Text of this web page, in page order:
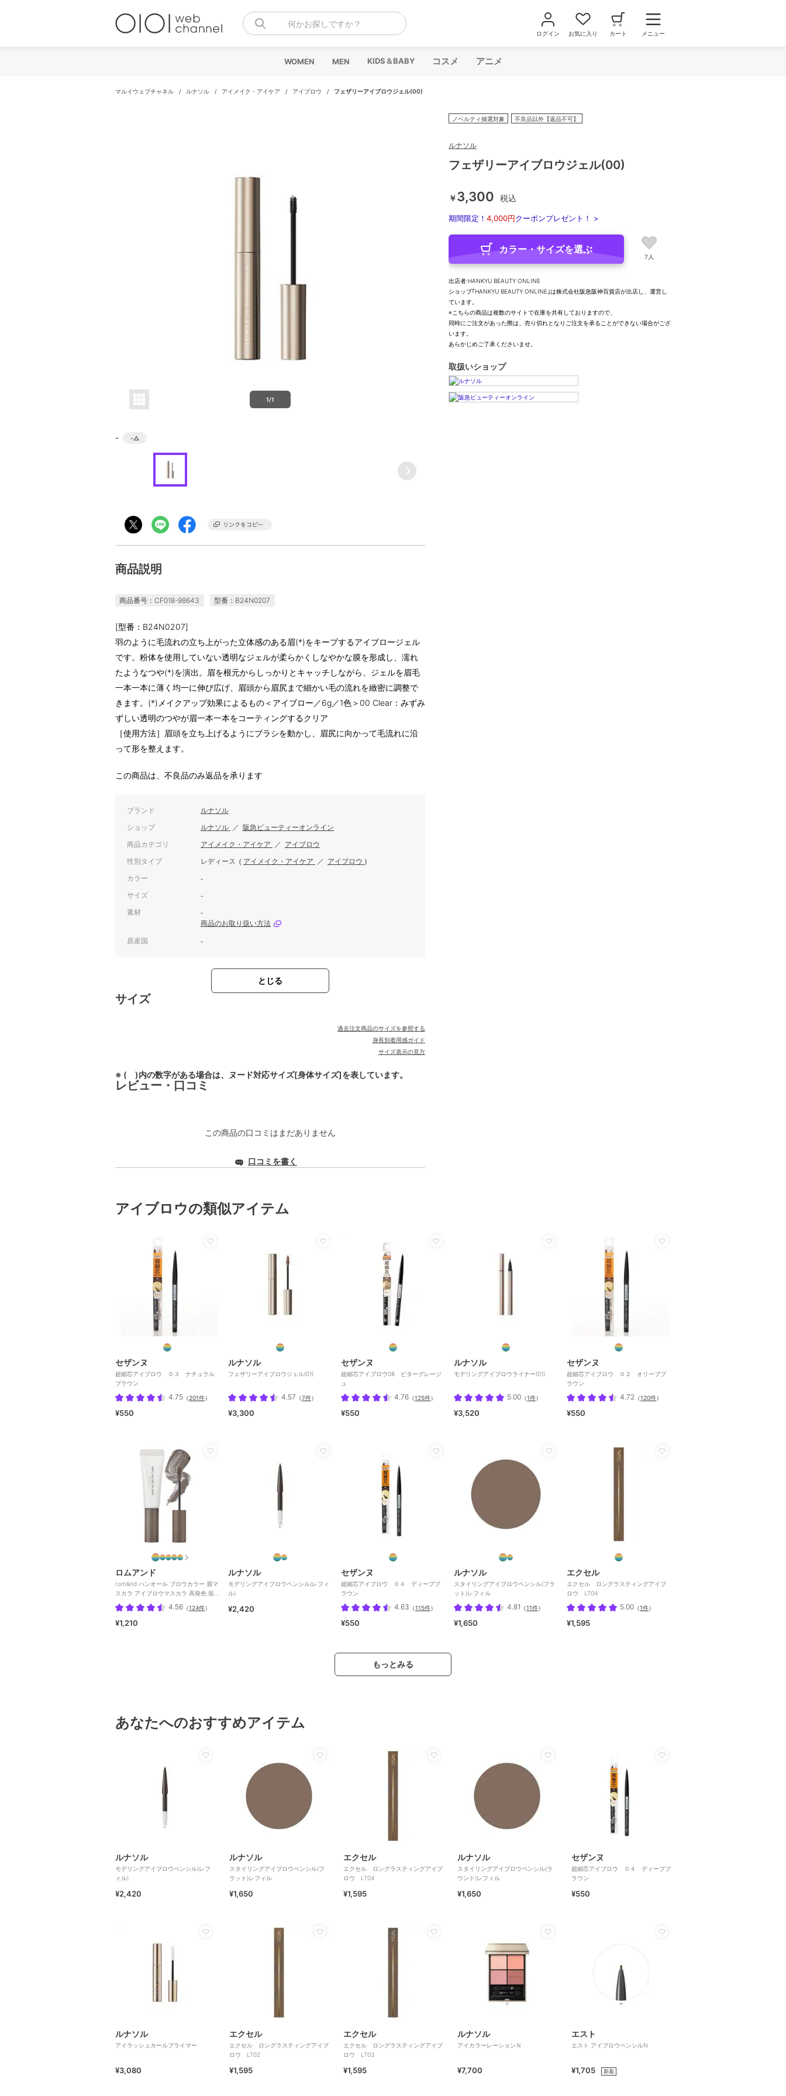
何かお探しですか？
ログイン お気に入り カート メニュー
WOMEN MEN KIDS＆BABY コスメ アニメ
マルイウェブチャネル / ルナソル / アイメイク・アイケア / アイブロウ / フェザリーアイブロウジェル(00)
1/1
- -△
商品説明
商品番号：CF018-98643 型番：B24N0207
[型番：B24N0207]
羽のように毛流れの立ち上がった立体感のある眉(*)をキープするアイブロージェル
です。粉体を使用していない透明なジェルが柔らかくしなやかな膜を形成し、濡れ
たようなつや(*)を演出。眉を根元からしっかりとキャッチしながら、ジェルを眉毛
一本一本に薄く均一に伸び広げ、眉頭から眉尻まで細かい毛の流れを緻密に調整で
きます。(*)メイクアップ効果によるもの＜アイブロー／6g／1色＞00 Clear：みずみ
ずしい透明のつやが眉一本一本をコーティングするクリア
［使用方法］眉頭を立ち上げるようにブラシを動かし、眉尻に向かって毛流れに沿
って形を整えます。
この商品は、不良品のみ返品を承ります
ブランド ルナソル
ショップ ルナソル ／ 阪急ビューティーオンライン
商品カテゴリ アイメイク・アイケア ／ アイブロウ
性別タイプ レディース ( アイメイク・アイケア ／ アイブロウ )
カラー -
サイズ -
素材
-
商品のお取り扱い方法
原産国 -
とじる
サイズ
過去注文商品のサイズを参照する
身長別着用感ガイド
サイズ表示の見方
※ ( )内の数字がある場合は、ヌード対応サイズ[身体サイズ]を表しています。
レビュー・口コミ
この商品の口コミはまだありません
口コミを書く
ノベルティ抽選対象 不良品以外【返品不可】
ルナソル
フェザリーアイブロウジェル(00)
￥3,300 税込
期間限定！ 4,000円クーポンプレゼント！ >
カラー・サイズを選ぶ
7人
出店者:HANKYU BEAUTY ONLINE
ショップ｢HANKYU BEAUTY ONLINE｣は株式会社阪急阪神百貨店が出店し、運営し
ています。
※こちらの商品は複数のサイトで在庫を共有しておりますので、
同時にご注文があった際は、売り切れとなりご注文を承ることができない場合がござ
います。
あらかじめご了承くださいませ。
取扱いショップ
アイブロウの類似アイテム
セザンヌ
超細芯アイブロウ ０３ ナチュラル
ブラウン
4.75 （201件）
¥550
ルナソル
フェザリーアイブロウジェル(01)
4.57 （7件）
¥3,300
セザンヌ
超細芯アイブロウ08 ビターグレージ
ュ
4.76 （125件）
¥550
ルナソル
モデリングアイブロウライナー(01)
5.00 （1件）
¥3,520
セザンヌ
超細芯アイブロウ ０２ オリーブブ
ラウン
4.72 （120件）
¥550
ロムアンド
rom&nd ハンオール ブロウカラー 眉マ
スカラ アイブロウマスカラ 高発色 垢
抜け(韓国コスメ)
4.56 （124件）
¥1,210
ルナソル
モデリングアイブロウペンシル(レフィ
ル)
¥2,420
セザンヌ
超細芯アイブロウ ０４ ディープブ
ラウン
4.63 （115件）
¥550
ルナソル
スタイリングアイブロウペンシル(フラ
ット)レフィル
4.81 （11件）
¥1,650
エクセル
エクセル ロングラスティングアイブ
ロウ LT04
5.00 （1件）
¥1,595
もっとみる
あなたへのおすすめアイテム
ルナソル
モデリングアイブロウペンシル(レフ
ィル)
¥2,420
ルナソル
スタイリングアイブロウペンシル(フ
ラット)レフィル
¥1,650
エクセル
エクセル ロングラスティングアイブ
ロウ LT04
¥1,595
ルナソル
スタイリングアイブロウペンシル(ラ
ウンド)レフィル
¥1,650
セザンヌ
超細芯アイブロウ ０４ ディープブ
ラウン
¥550
ルナソル
アイラッシュカールプライマー
¥3,080
エクセル
エクセル ロングラスティングアイブ
ロウ LT02
¥1,595
エクセル
エクセル ロングラスティングアイブ
ロウ LT03
¥1,595
ルナソル
アイカラーレーションＮ
¥7,700
エスト
エスト アイブロウペンシルN
¥1,705 新着